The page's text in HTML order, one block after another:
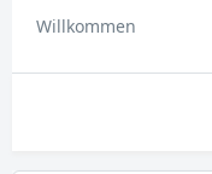
Willkommen